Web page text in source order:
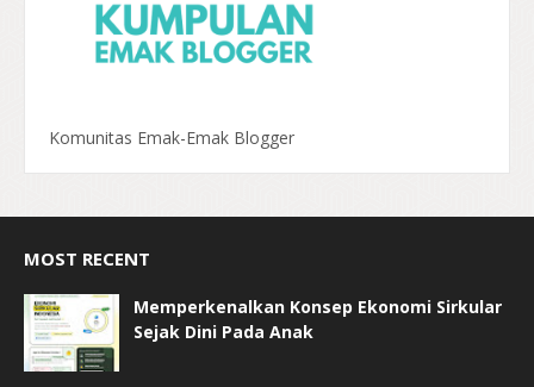
Komunitas Emak-Emak Blogger
MOST RECENT
Memperkenalkan Konsep Ekonomi Sirkular
Sejak Dini Pada Anak